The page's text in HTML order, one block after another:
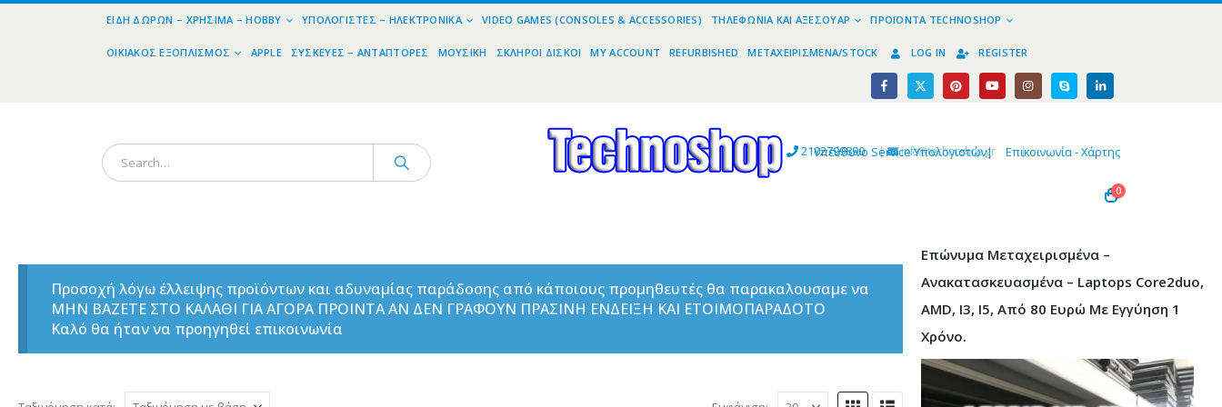
ΕΊΔΗ ΔΏΡΩΝ – ΧΡΉΣΙΜΑ – HOBBY ΥΠΟΛΟΓΙΣΤΈΣ – ΗΛΕΚΤΡΟΝΙΚΆ VIDEO GAMES (CONSOLES & ACCESSORIES) ΤΗΛΕΦΩΝΊΑ ΚΑΙ ΑΞΕΣΟΥΆΡ ΠΡΟΪΌΝΤΑ TECHNOSHOP
ΟΙΚΙΑΚΌΣ ΕΞΟΠΛΙΣΜΌΣ APPLE ΣΥΣΚΕΥΈΣ – ΑΝΤΆΠΤΟΡΕΣ ΜΟΥΣΙΚΉ ΣΚΛΗΡΟΊ ΔΊΣΚΟΙ MY ACCOUNT REFURBISHED ΜΕΤΑΧΕΙΡΙΣΜΈΝΑ/STOCK LOG IN REGISTER
2102799890 | info@technoshop,gr |
Υπεύθυνο Service Υπολογιστών| Επικοινωνία - Χάρτης
0
Προσοχή λόγω έλλειψης προϊόντων και αδυναμίας παράδοσης από κάποιους προμηθευτές θα παρακαλουσαμε να
ΜΗΝ ΒΑΖΕΤΕ ΣΤΟ ΚΑΛΑΘΙ ΓΙΑ ΑΓΟΡΑ ΠΡΟΙΝΤΑ ΑΝ ΔΕΝ ΓΡΑΦΟΥΝ ΠΡΑΣΙΝΗ ΕΝΔΕΙΞΗ ΚΑΙ ΕΤΟΙΜΟΠΑΡΑΔΟΤΟ
Καλό θα ήταν να προηγηθεί επικοινωνία
Επώνυμα Μεταχειρισμένα –
Ανακατασκευασμένα – Laptops Core2duo,
AMD, I3, I5, Από 80 Ευρώ Με Εγγύηση 1
Χρόνο.